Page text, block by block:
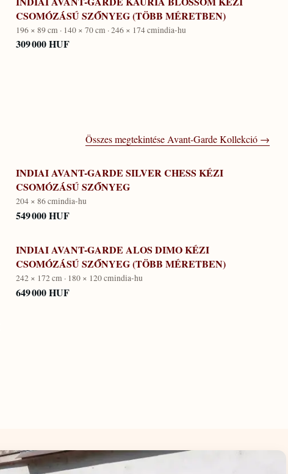
CSOMÓZÁSÚ SZŐNYEG (TÖBB MÉRETBEN)
196 × 89 cm · 140 × 70 cm · 246 × 174 cmindia-hu
309 000 HUF
Összes megtekintése Avant-Garde Kollekció →
INDIAI AVANT-GARDE SILVER CHESS KÉZI
CSOMÓZÁSÚ SZŐNYEG
204 × 86 cmindia-hu
549 000 HUF
INDIAI AVANT-GARDE ALOS DIMO KÉZI
CSOMÓZÁSÚ SZŐNYEG (TÖBB MÉRETBEN)
242 × 172 cm · 180 × 120 cmindia-hu
649 000 HUF